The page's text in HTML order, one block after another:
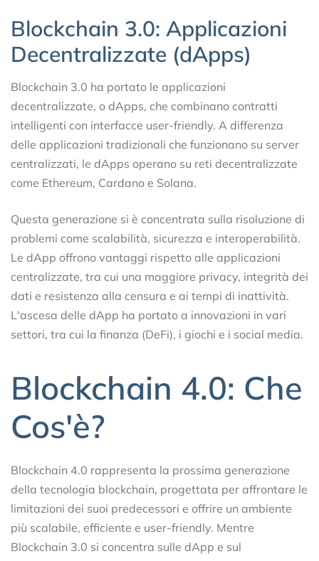
Blockchain 3.0: Applicazioni
Decentralizzate (dApps)
Blockchain 3.0 ha portato le applicazioni
decentralizzate, o dApps, che combinano contratti
intelligenti con interfacce user-friendly. A differenza
delle applicazioni tradizionali che funzionano su server
centralizzati, le dApps operano su reti decentralizzate
come Ethereum, Cardano e Solana.
Questa generazione si è concentrata sulla risoluzione di
problemi come scalabilità, sicurezza e interoperabilità.
Le dApp offrono vantaggi rispetto alle applicazioni
centralizzate, tra cui una maggiore privacy, integrità dei
dati e resistenza alla censura e ai tempi di inattività.
L'ascesa delle dApp ha portato a innovazioni in vari
settori, tra cui la finanza (DeFi), i giochi e i social media.
Blockchain 4.0: Che
Cos'è?
Blockchain 4.0 rappresenta la prossima generazione
della tecnologia blockchain, progettata per affrontare le
limitazioni dei suoi predecessori e offrire un ambiente
più scalabile, efficiente e user-friendly. Mentre
Blockchain 3.0 si concentra sulle dApp e sul